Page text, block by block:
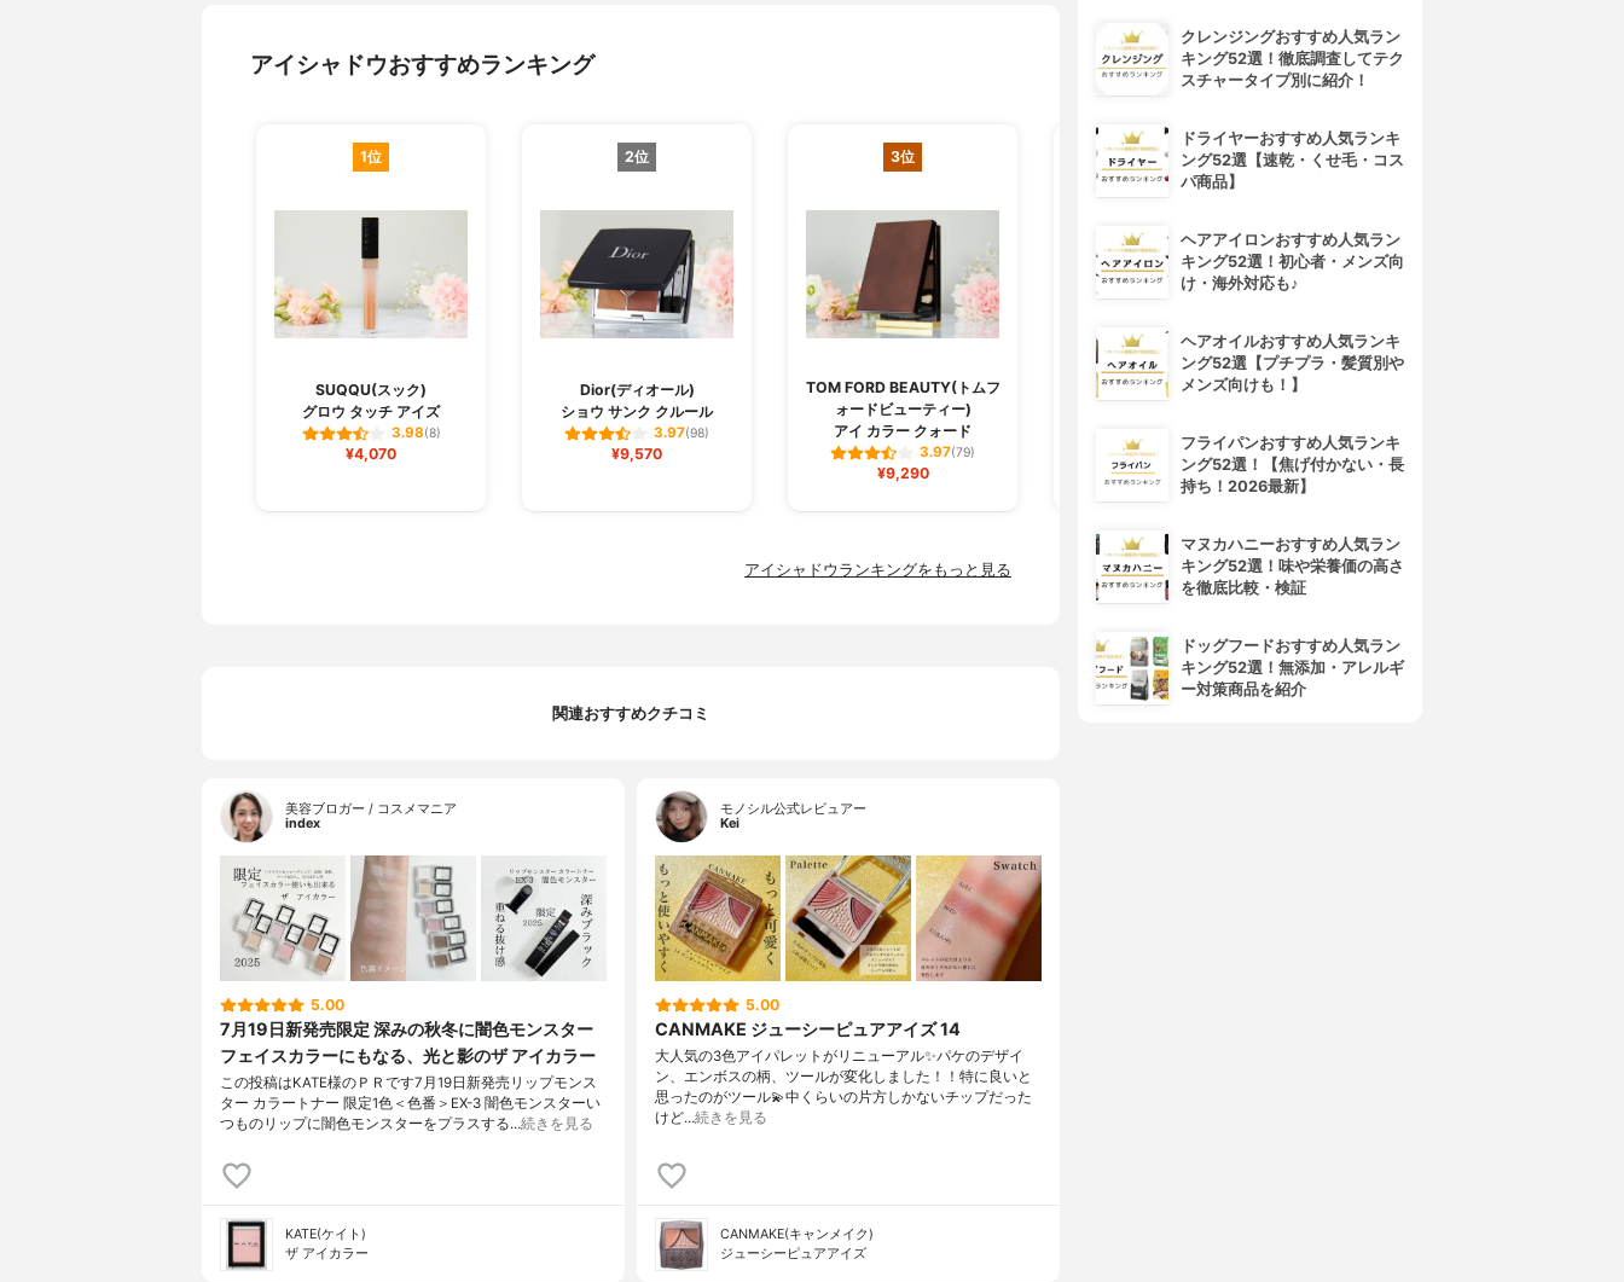
アイシャドウおすすめランキング
1位
SUQQU(スック)
グロウ タッチ アイズ
3.98(8)
¥4,070
2位
Dior(ディオール)
ショウ サンク クルール
3.97(98)
¥9,570
3位
TOM FORD BEAUTY(トムフ
ォードビューティー)
アイ カラー クォード
3.97(79)
¥9,290
4位
DECORTÉ(コスメデコルテ)
ドウ
3.97(72)
¥2,970
アイシャドウランキングをもっと見る
関連おすすめクチコミ
美容ブロガー / コスメマニア
index
5.00
7月19日新発売限定 深みの秋冬に闇色モンスター
フェイスカラーにもなる、光と影のザ アイカラー
この投稿はKATE様のＰＲです7月19日新発売リップモンス
ター カラートナー 限定1色＜色番＞EX-3 闇色モンスターい
つものリップに闇色モンスターをプラスする…続きを見る
KATE(ケイト)
ザ アイカラー
モノシル公式レビュアー
Kei
5.00
CANMAKE ジューシーピュアアイズ 14
大人気の3色アイパレットがリニューアル✨パケのデザイ
ン、エンボスの柄、ツールが変化しました！！特に良いと
思ったのがツール💫中くらいの片方しかないチップだった
けど…続きを見る
CANMAKE(キャンメイク)
ジューシーピュアアイズ
クレンジングおすすめ人気ラン
キング52選！徹底調査してテク
スチャータイプ別に紹介！
ドライヤーおすすめ人気ランキ
ング52選【速乾・くせ毛・コス
パ商品】
ヘアアイロンおすすめ人気ラン
キング52選！初心者・メンズ向
け・海外対応も♪
ヘアオイルおすすめ人気ランキ
ング52選【プチプラ・髪質別や
メンズ向けも！】
フライパンおすすめ人気ランキ
ング52選！【焦げ付かない・長
持ち！2026最新】
マヌカハニーおすすめ人気ラン
キング52選！味や栄養価の高さ
を徹底比較・検証
ドッグフードおすすめ人気ラン
キング52選！無添加・アレルギ
ー対策商品を紹介